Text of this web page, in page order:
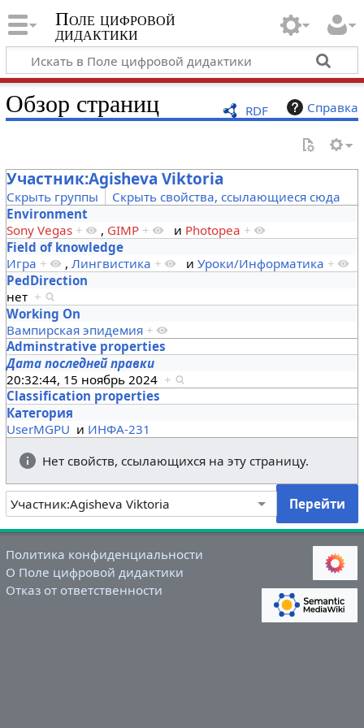
Поле цифровой
дидактики
RDF Справка
Обзор страниц
Участник:Agisheva Viktoria
Скрыть группы
Скрыть свойства, ссылающиеся сюда
Environment
Sony Vegas + , GIMP + и Photopea +
Field of knowledge
Игра + , Лингвистика + и Уроки/Информатика +
PedDirection
нет +
Working On
Вампирская эпидемия +
Adminstrative properties
Дата последней правки
20:32:44, 15 ноябрь 2024 +
Classification properties
Категория
UserMGPU и ИНФА-231
Нет свойств, ссылающихся на эту страницу.
Политика конфиденциальности
О Поле цифровой дидактики
Отказ от ответственности